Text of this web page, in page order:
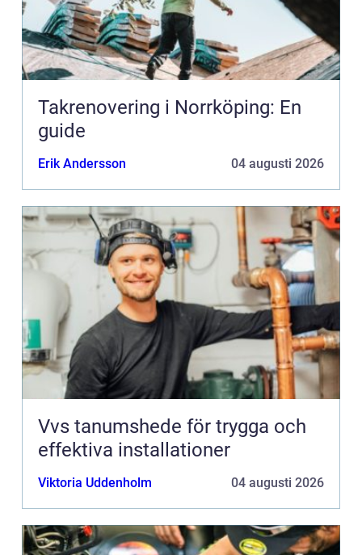
Takrenovering i Norrköping: En
guide
Erik Andersson 04 augusti 2026
Vvs tanumshede för trygga och
effektiva installationer
Viktoria Uddenholm 04 augusti 2026